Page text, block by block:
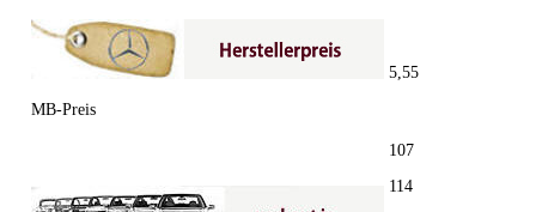
MB-Preis
5,55
107
114